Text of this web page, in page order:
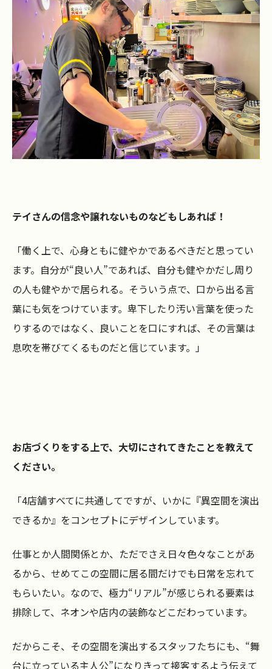
テイさんの信念や譲れないものなどもしあれば！
「働く上で、心身ともに健やかであるべきだと思ってい
ます。自分が“良い人”であれば、自分も健やかだし周り
の人も健やかで居られる。そういう点で、口から出る言
葉にも気をつけています。卑下したり汚い言葉を使った
りするのではなく、良いことを口にすれば、その言葉は
息吹を帯びてくるものだと信じています。」
お店づくりをする上で、大切にされてきたことを教えて
ください。
「4店舗すべてに共通してですが、いかに『異空間を演出
できるか』をコンセプトにデザインしています。
仕事とか人間関係とか、ただでさえ日々色々なことがあ
るから、せめてこの空間に居る間だけでも日常を忘れて
もらいたい。なので、極力“リアル”が感じられる要素は
排除して、ネオンや店内の装飾などこだわっています。
だからこそ、その空間を演出するスタッフたちにも、“舞
台に立っている主人公”になりきって接客するよう伝えて